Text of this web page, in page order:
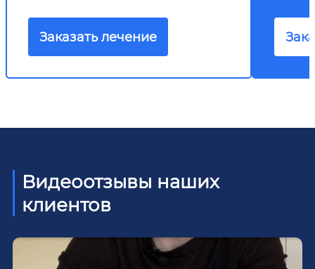
Заказать лечение
Видеоотзывы наших
клиентов